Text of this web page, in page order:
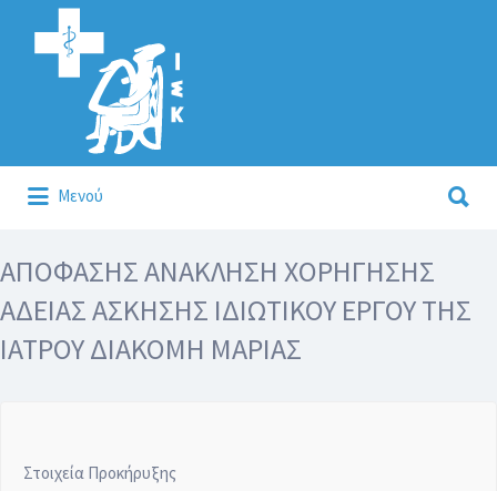
Αναζήτηση
για:
Μενού
για:
ΑΠΟΦΑΣΗΣ ΑΝΑΚΛΗΣΗ ΧΟΡΗΓΗΣΗΣ
ΑΔΕΙΑΣ ΑΣΚΗΣΗΣ ΙΔΙΩΤΙΚΟΥ ΕΡΓΟΥ ΤΗΣ
ΙΑΤΡΟΥ ΔΙΑΚΟΜΗ ΜΑΡΙΑΣ
Στοιχεία Προκήρυξης